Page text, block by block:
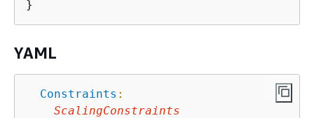
YAML
Constraints :
ScalingConstraints